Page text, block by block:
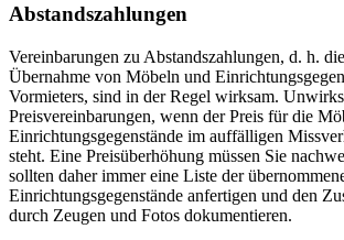
Abstandszahlungen
Vereinbarungen zu Abstandszahlungen, d. h.
Übernahme von Möbeln und
Vormieters, sind in der Regel wirksam.
Preisvereinbarungen, wenn der Preis für die
Einrichtungsgegenstände im auffälligen
steht. Eine Preisüberhöhung müssen Sie
sollten daher immer eine Liste der
Einrichtungsgegenstände anfertigen und den
durch Zeugen und Fotos dokumentieren.